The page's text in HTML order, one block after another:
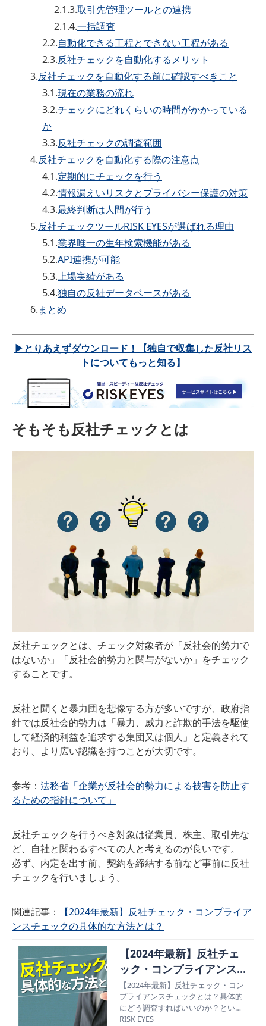
2.1.3.取引先管理ツールとの連携
2.1.4.一括調査
2.2.自動化できる工程とできない工程がある
2.3.反社チェックを自動化するメリット
3.反社チェックを自動化する前に確認すべきこと
3.1.現在の業務の流れ
3.2.チェックにどれくらいの時間がかかっている
か
3.3.反社チェックの調査範囲
4.反社チェックを自動化する際の注意点
4.1.定期的にチェックを行う
4.2.情報漏えいリスクとプライバシー保護の対策
4.3.最終判断は人間が行う
5.反社チェックツールRISK EYESが選ばれる理由
5.1.業界唯一の生年検索機能がある
5.2.API連携が可能
5.3.上場実績がある
5.4.独自の反社データベースがある
6.まとめ
▶とりあえずダウンロード！【独自で収集した反社リス
トについてもっと知る】
そもそも反社チェックとは
反社チェックとは、チェック対象者が「反社会的勢力で
はないか」「反社会的勢力と関与がないか」をチェック
することです。
反社と聞くと暴力団を想像する方が多いですが、政府指
針では反社会的勢力は「暴力、威力と詐欺的手法を駆使
して経済的利益を追求する集団又は個人」と定義されて
おり、より広い認識を持つことが大切です。
参考： 法務省「企業が反社会的勢力による被害を防止す
るための指針について」
反社チェックを行うべき対象は従業員、株主、取引先な
ど、自社と関わるすべての人と考えるのが良いです。
必ず、内定を出す前、契約を締結する前など事前に反社
チェックを行いましょう。
関連記事：
【2024年最新】反社チェック・コンプライア
ンスチェックの具体的な方法とは？
【2024年最新】反社チェ
ック・コンプライアンスチ
ェックの具体的な方法と
は？
【2024年最新】反社チェック・コン
プライアンスチェックとは？具体的
にどう調査すればいいのか？といっ
た基礎知識から、反社チェック方法
RISK EYES